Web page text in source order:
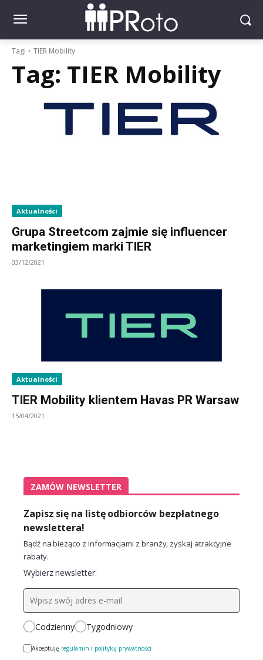
Tagi TIER Mobility
Tag: TIER Mobility
Aktualności
Grupa Streetcom zajmie się influencer
marketingiem marki TIER
03/12/2021
Aktualności
TIER Mobility klientem Havas PR Warsaw
15/04/2021
ZAMÓW NEWSLETTER
Zapisz się na listę odbiorców bezpłatnego
newslettera!
Bądź na bieżąco z informacjami z branży, zyskaj atrakcyjne
rabaty.
Wybierz newsletter:
Codzienny Tygodniowy
Akceptuję regulamin i politykę prywatności